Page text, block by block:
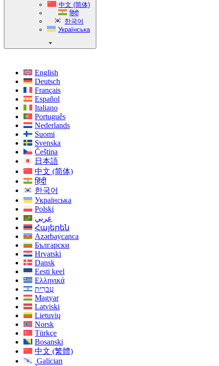
中文 (简体)
हिंदी
한국어
Українська
English
Deutsch
Français
Español
Italiano
Português
Nederlands
Suomi
Svenska
Čeština
日本語
中文 (简体)
हिंदी
한국어
Українська
Polski
عربي
Հայերեն
Azərbaycanca
Български
Hrvatski
Dansk
Eesti keel
Ελληνικά
עִברִית
Magyar
Latviski
Lietuvių
Norsk
Türkçe
Bosanski
中文 (繁體)
Galician